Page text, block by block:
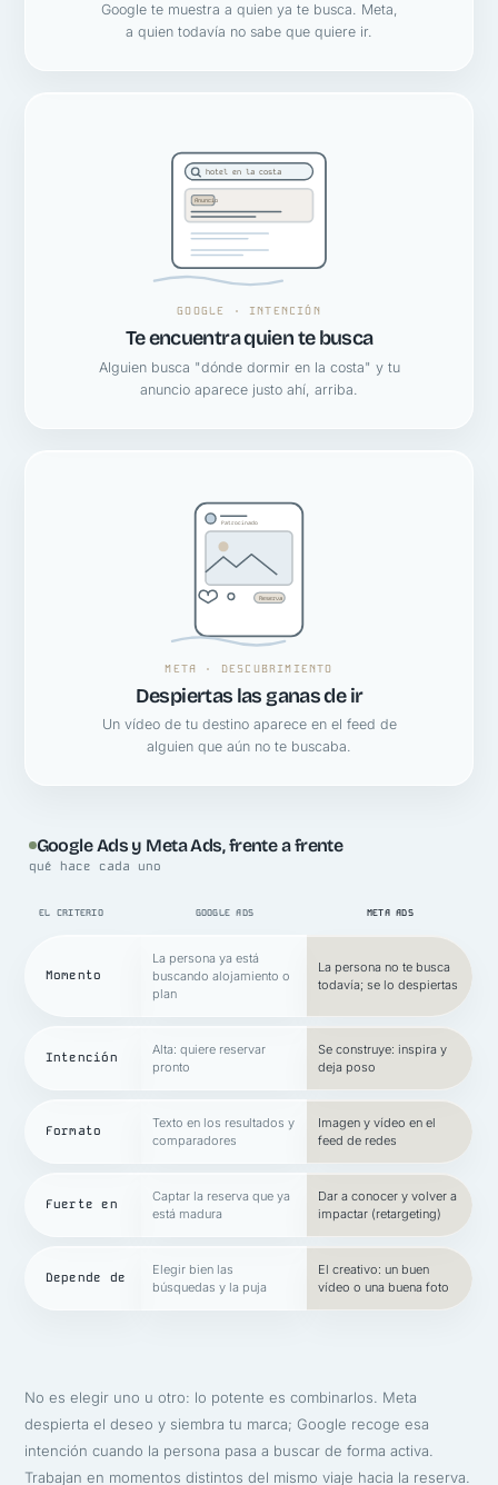
Google te muestra a quien ya te busca. Meta,
a quien todavía no sabe que quiere ir.
hotel en la costa
Anuncio
GOOGLE · INTENCIÓN
Te encuentra quien te busca
Alguien busca "dónde dormir en la costa" y tu
anuncio aparece justo ahí, arriba.
Patrocinado
Reserva
META · DESCUBRIMIENTO
Despiertas las ganas de ir
Un vídeo de tu destino aparece en el feed de
alguien que aún no te buscaba.
Google Ads y Meta Ads, frente a frente
qué hace cada uno
EL CRITERIO GOOGLE ADS META ADS
Momento
La persona ya está
buscando alojamiento o
plan
La persona no te busca
todavía; se lo despiertas
Intención
Alta: quiere reservar
pronto
Se construye: inspira y
deja poso
Formato
Texto en los resultados y
comparadores
Imagen y vídeo en el
feed de redes
Fuerte en
Captar la reserva que ya
está madura
Dar a conocer y volver a
impactar (retargeting)
Depende de
Elegir bien las
búsquedas y la puja
El creativo: un buen
vídeo o una buena foto
No es elegir uno u otro: lo potente es combinarlos. Meta
despierta el deseo y siembra tu marca; Google recoge esa
intención cuando la persona pasa a buscar de forma activa.
Trabajan en momentos distintos del mismo viaje hacia la reserva.